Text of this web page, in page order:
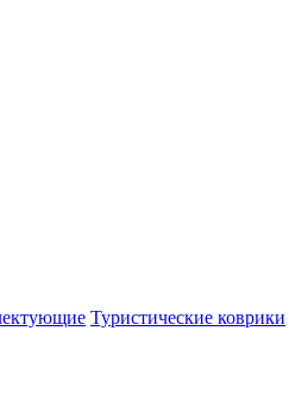
Туристические коврики